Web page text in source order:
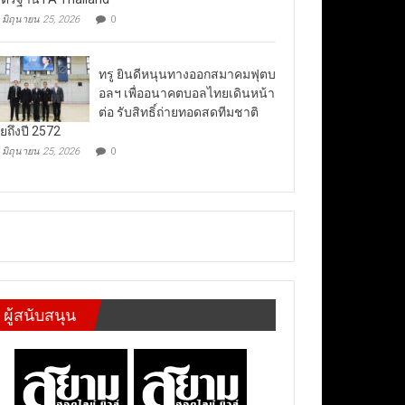
มิถุนายน 25, 2026 0
ทรู ยินดีหนุนทางออกสมาคมฟุตบ
อลฯ เพื่ออนาคตบอลไทยเดินหน้า
ต่อ รับสิทธิ์ถ่ายทอดสดทีมชาติ
ถึงปี 2572
มิถุนายน 25, 2026 0
ผู้สนับสนุน